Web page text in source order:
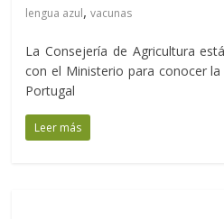
lengua azul,vacunas
La Consejería de Agricultura
con el Ministerio para conocer
Portugal
Leer más